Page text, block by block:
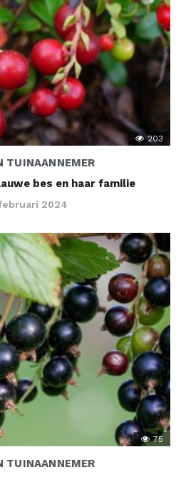
203
TUINAANNEMER
bes en haar familie
2024
75
TUINAANNEMER